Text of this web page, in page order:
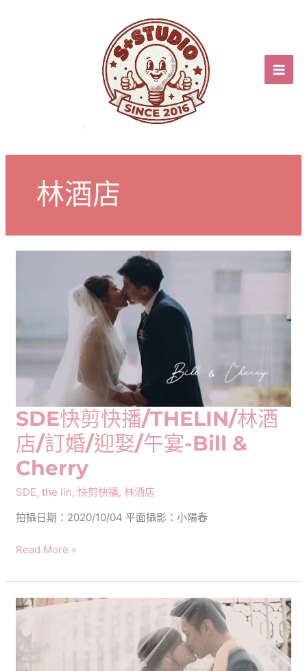
林酒店
SDE快剪快播/THELIN/林酒
店/訂婚/迎娶/午宴-Bill &
Cherry
SDE,the lin,快剪快播,林酒店
拍攝日期：2020/10/04 平面攝影：小陽春
SDE
剪
快
播/THELIN/
店/
Read More »